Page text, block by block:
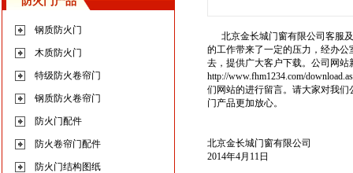
钢质防火门
木质防火门
特级防火卷帘门
钢质防火卷帘门
防火门配件
防火卷帘门配件
防火门结构图纸
北京金长城门窗有限公司客服及
的工作带来了一定的压力，经办
去，提供广大客户下载。公司网
http://www.fhm1234.com/
们网站的进行留言。请大家对我
门产品更加放心。
北京金长城门窗有限公司
2014年4月11日